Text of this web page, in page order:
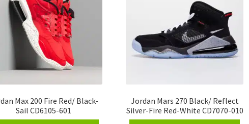
Max 200 Fire Red/ Black-
Sail CD6105-601
Jordan Mars 270 Black/ Reflect
Silver-Fire Red-White CD7070-010